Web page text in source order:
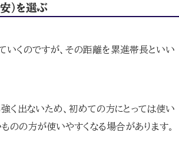
）を選ぶ
いくのですが、その距離を累進帯長といい
く出ないため、初めての方にとっては使い
のの方が使いやすくなる場合があります。